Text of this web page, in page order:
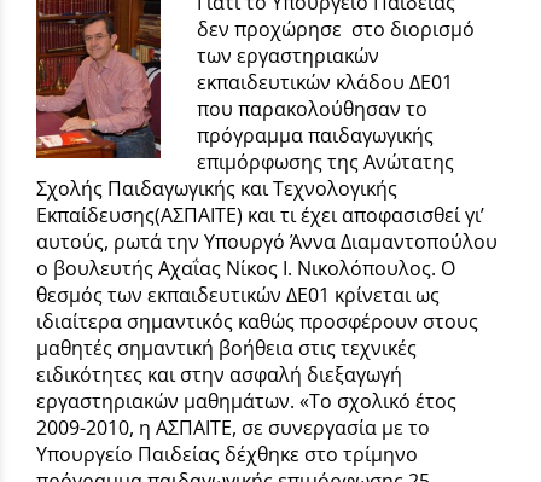
δεν προχώρησε στο διορισμό
των εργαστηριακών
εκπαιδευτικών κλάδου ΔΕ01
που παρακολούθησαν το
πρόγραμμα παιδαγωγικής
επιμόρφωσης της Ανώτατης
Σχολής Παιδαγωγικής και Τεχνολογικής
Εκπαίδευσης(ΑΣΠΑΙΤΕ) και τι έχει αποφασισθεί γι’
αυτούς, ρωτά την Υπουργό Άννα Διαμαντοπούλου
ο βουλευτής Αχαΐας Νίκος Ι. Νικολόπουλος. Ο
θεσμός των εκπαιδευτικών ΔΕ01 κρίνεται ως
ιδιαίτερα σημαντικός καθώς προσφέρουν στους
μαθητές σημαντική βοήθεια στις τεχνικές
ειδικότητες και στην ασφαλή διεξαγωγή
εργαστηριακών μαθημάτων. «Το σχολικό έτος
2009-2010, η ΑΣΠΑΙΤΕ, σε συνεργασία με το
Υπουργείο Παιδείας δέχθηκε στο τρίμηνο